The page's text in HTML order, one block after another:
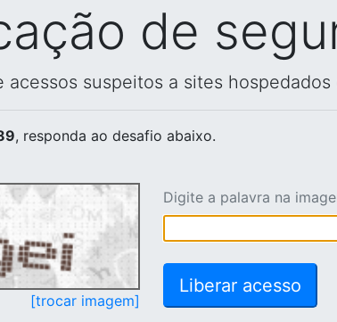
de
suspeitos a sites hospedados
, responda ao desafio abaixo.
[trocar imagem]
Digite a palavra na